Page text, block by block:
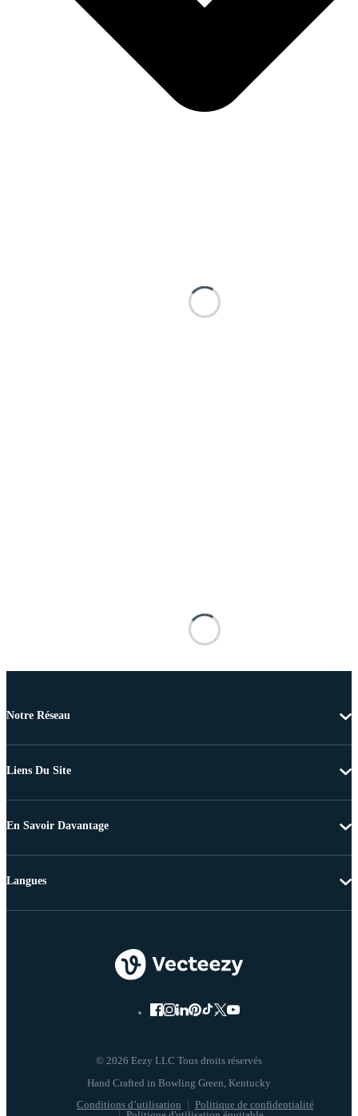
Notre Réseau
Liens Du Site
En Savoir Davantage
© 2026 Eezy LLC Tous droits réservés
Conditions d’utilisation
Politique de confidentialité
Langues